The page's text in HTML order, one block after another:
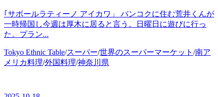
｢サボールラティーノ アイカワ」 バンコクに住む荒井くんが
一時帰国し今週は厚木に居ると言う。日曜日に遊びに行っ
た。プラン...
カ
テ
ー
Tokyo Ethnic Table/スーパー/世界のスーパーマーケット /南ア
メリカ料理/外国料理/神奈川県